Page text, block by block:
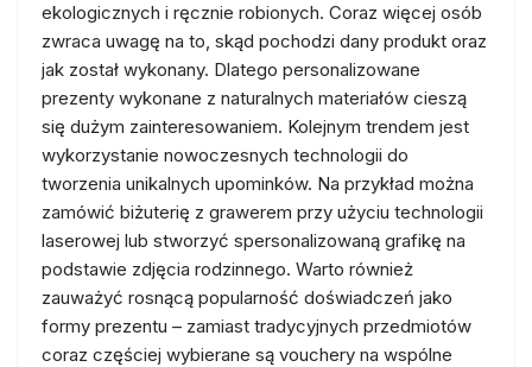
ekologicznych i ręcznie robionych. Coraz więcej osób
zwraca uwagę na to, skąd pochodzi dany produkt oraz
jak został wykonany. Dlatego personalizowane
prezenty wykonane z naturalnych materiałów cieszą
się dużym zainteresowaniem. Kolejnym trendem jest
wykorzystanie nowoczesnych technologii do
tworzenia unikalnych upominków. Na przykład można
zamówić biżuterię z grawerem przy użyciu technologii
laserowej lub stworzyć spersonalizowaną grafikę na
podstawie zdjęcia rodzinnego. Warto również
zauważyć rosnącą popularność doświadczeń jako
formy prezentu – zamiast tradycyjnych przedmiotów
coraz częściej wybierane są vouchery na wspólne